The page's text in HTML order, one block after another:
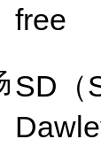
free
SD （